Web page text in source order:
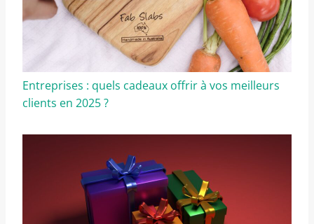
Entreprises : quels cadeaux offrir à vos meilleurs
clients en 2025 ?